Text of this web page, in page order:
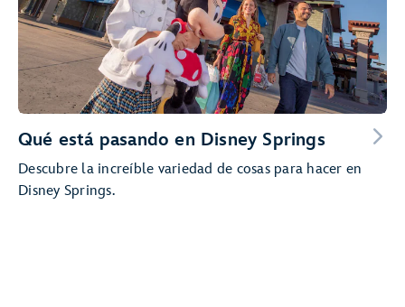
Qué está pasando en Disney Springs
Descubre la increíble variedad de cosas para hacer en
Disney Springs.